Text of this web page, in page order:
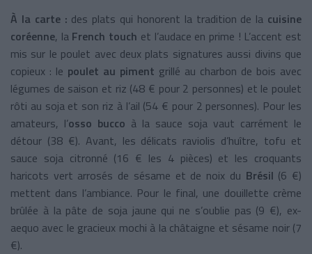
À la carte : des plats qui honorent la tradition de la cuisine
coréenne, la French touch et l’audace en prime ! L’accent est
mis sur le poulet avec deux plats signatures aussi divins que
copieux : le poulet au piment grillé au charbon de bois avec
légumes de saison et riz (48 € pour 2 personnes) et le poulet
rôti au soja et son riz à l’ail (54 € pour 2 personnes). Pour les
amateurs, l’osso bucco à la sauce soja vaut carrément le
détour (38 €). Avant, les délicats raviolis d’huître, tofu et
sauce soja citronné (16 € les 4 pièces) et les croquants
haricots vert arrosés de sésame et de noix du Brésil (6 €)
mettent dans l’ambiance. Pour le final, une douillette crème
brûlée à la pâte de soja jaune qui ne s’oublie pas (9 €), ex-
aequo avec le gracieux mochi à la châtaigne et sésame noir (7
€).